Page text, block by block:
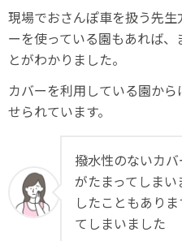
現場でおさんぽ車を扱う先
ーを使っている園もあれば
とがわかりました。
カバーを利用している園か
せられています。
撥水性のないカ
がたまってしま
したこともあり
てしまいました